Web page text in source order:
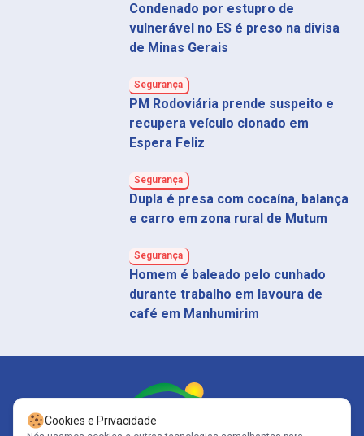
Condenado por estupro de
vulnerável no ES é preso na divisa
de Minas Gerais
Segurança
PM Rodoviária prende suspeito e
recupera veículo clonado em
Espera Feliz
Segurança
Dupla é presa com cocaína, balança
e carro em zona rural de Mutum
Segurança
Homem é baleado pelo cunhado
durante trabalho em lavoura de
café em Manhumirim
Cookies e Privacidade